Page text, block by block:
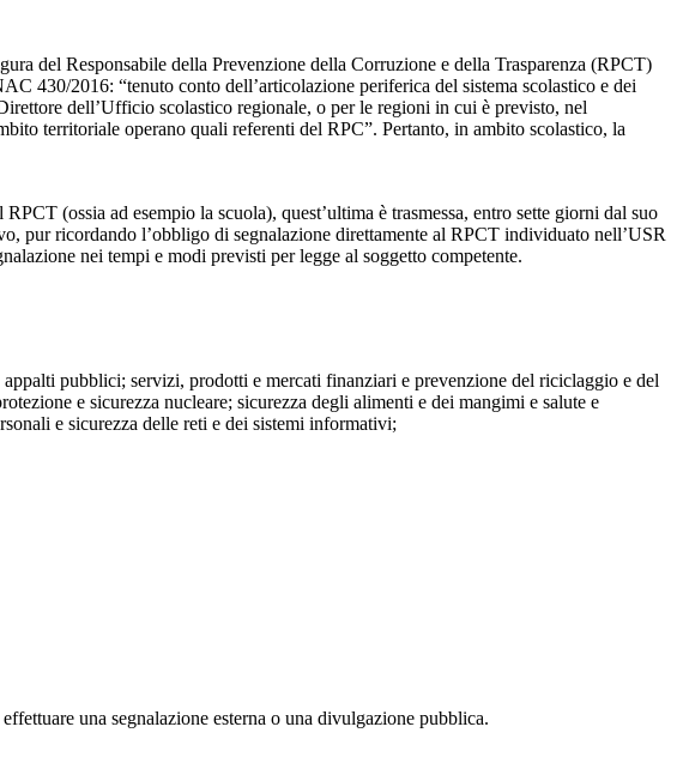
del Responsabile della Prevenzione della Corruzione e della Trasparenza (RPCT)
430/2016: “tenuto conto dell’articolazione periferica del sistema scolastico e dei
dell’Ufficio scolastico regionale, o per le regioni in cui è previsto, nel
territoriale operano quali referenti del RPC”. Pertanto, in ambito scolastico, la
(ossia ad esempio la scuola), quest’ultima è trasmessa, entro sette giorni dal suo
pur ricordando l’obbligo di segnalazione direttamente al RPCT individuato nell’USR
nei tempi e modi previsti per legge al soggetto competente.
pubblici; servizi, prodotti e mercati finanziari e prevenzione del riciclaggio e del
e sicurezza nucleare; sicurezza degli alimenti e dei mangimi e salute e
e sicurezza delle reti e dei sistemi informativi;
una segnalazione esterna o una divulgazione pubblica.